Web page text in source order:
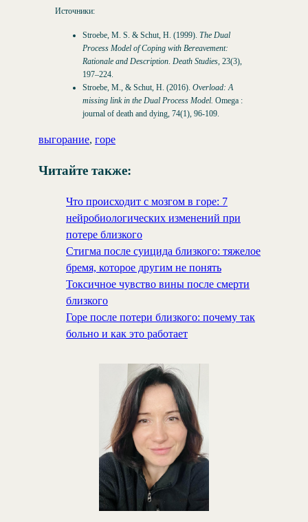
Источники:
Stroebe, M. S. & Schut, H. (1999). The Dual
Process Model of Coping with Bereavement:
Rationale and Description. Death Studies, 23(3),
197–224.
Stroebe, M., & Schut, H. (2016). Overload: A
missing link in the Dual Process Model. Omega :
journal of death and dying, 74(1), 96-109.
выгорание, горе
Читайте также:
Что происходит с мозгом в горе: 7
нейробиологических изменений при
потере близкого
Стигма после суицида близкого: тяжелое
бремя, которое другим не понять
Токсичное чувство вины после смерти
близкого
Горе после потери близкого: почему так
больно и как это работает